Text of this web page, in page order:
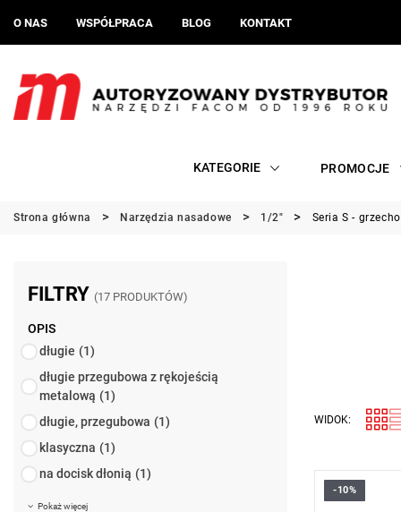
O NAS WSPÓŁPRACA BLOG KONTAKT
KATEGORIE PROMOCJE
Strona główna Narzędzia nasadowe 1/2" Seria S -
FILTRY (17 PRODUKTÓW)
OPIS
długie (1)
długie przegubowa z rękojeścią
metalową (1)
długie, przegubowa (1)
klasyczna (1)
na docisk dłonią (1)
Pokaż więcej
WIDOK:
• Waga:
-10%